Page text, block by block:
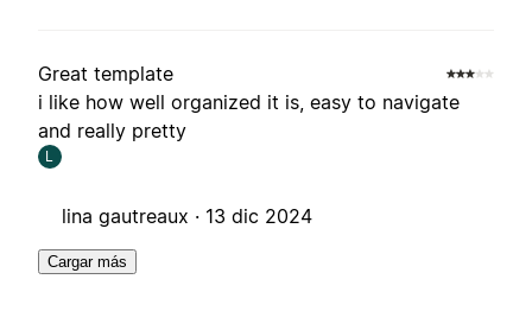
Great template
i like how well organized it is, easy to navigate
and really pretty
L
lina gautreaux · 13 dic 2024
Cargar más